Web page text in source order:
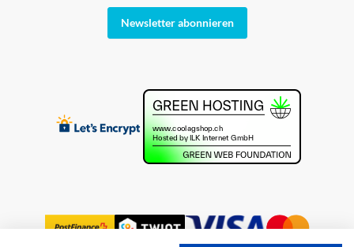
Newsletter abonnieren